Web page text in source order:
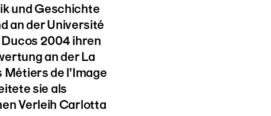
und Geschichte
an der Université
2004 ihren
an der La
Métiers de l'Image
sie als
Verleih Carlotta